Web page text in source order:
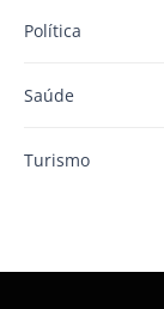
Política
Saúde
Turismo